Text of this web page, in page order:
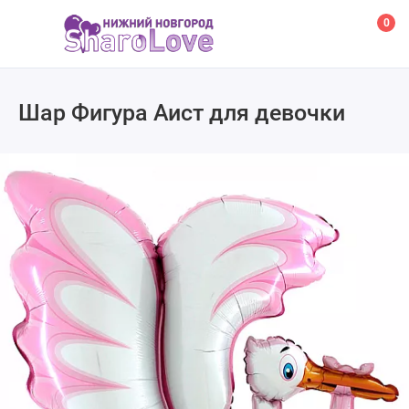
0
Шар Фигура Аист для девочки